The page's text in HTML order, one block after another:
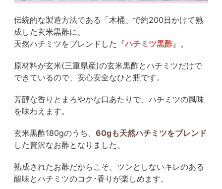
伝統的な製造方法である「木桶」で約200日かけて熟
成した玄米黒酢に、
天然ハチミツをブレンドした『ハチミツ黒酢 』。
原材料が玄米(三重県産)の玄米黒酢とハチミツだけで
できているので、安心安全なひと瓶です。
芳醇な香りとまろやかな口あたりで、ハチミツの風味
を味わえます。
玄米黒酢180gのうち、 60gも天然ハチミツをブレンド
した贅沢なお酢となりました。
熟成されたお酢だからこそ、ツンとしないキレのある
酸味とハチミツのコク･香りが楽しめます。